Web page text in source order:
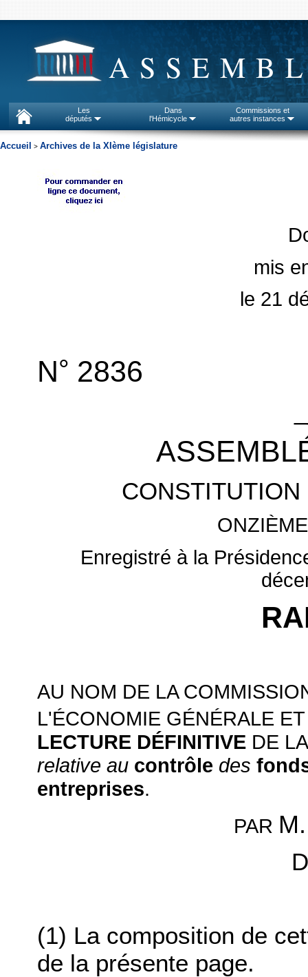
Les
députés
Dans
l'Hémicycle
Commissions et
autres instances
Accueil > Archives de la XIème législature
mis
le 21
N° 2836
Enregistré à la
AU NOM DE LA
L'ÉCONOMIE GÉNÉRALE
LECTURE DÉFINITIVE DE
relative au contrôle des
entreprises.
PAR
(1) La composition de
de la présente page.